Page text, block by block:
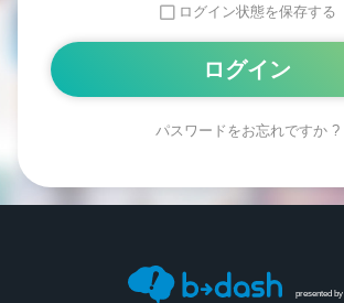
ログイン状態を保存する
パスワードをお忘れですか ?
presented by